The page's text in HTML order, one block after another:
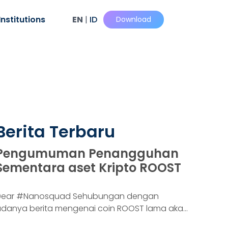
EN | ID Download
Terbaru
Penangguhan
aset Kripto ROOST
#Nanosquad Sehubungan dengan
berita mengenai coin ROOST lama akan